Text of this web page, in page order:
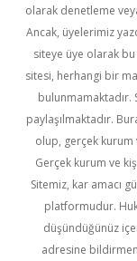
olarak denetleme
Ancak, üyelerimiz
siteye üye olarak
sitesi, herhangi bir
bulunmamaktadır.
paylaşılmaktadır.
olup, gerçek kurum
Gerçek kurum ve
Sitemiz, kar amacı
platformudur.
düşündüğünüz
adresine